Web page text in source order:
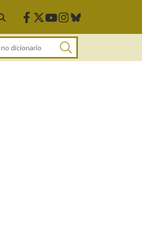
Facebook
Twitter
Youtube
Instagram
Bluesky